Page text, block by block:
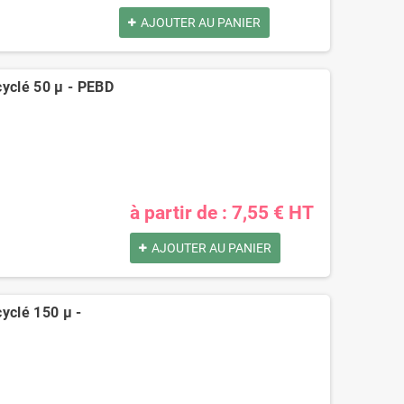
plastiques opaques
80 µ 230x325 mm
0,73 €
palettisable C40 avec
couvercle 300 x 200 x
40 mm
AJOUTER AU PANIER
50 µ - PEBD
à partir de : 7,55 € HT
AJOUTER AU PANIER
150 µ -